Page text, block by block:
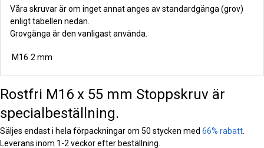
Våra skruvar är om inget annat anges av standardgänga (grov)
enligt tabellen nedan.
Grovgänga är den vanligast använda.
M16 2 mm
Rostfri M16 x 55 mm Stoppskruv är
specialbeställning.
Säljes endast i hela förpackningar om 50 stycken med 66% rabatt
Leverans inom 1-2 veckor efter beställning.